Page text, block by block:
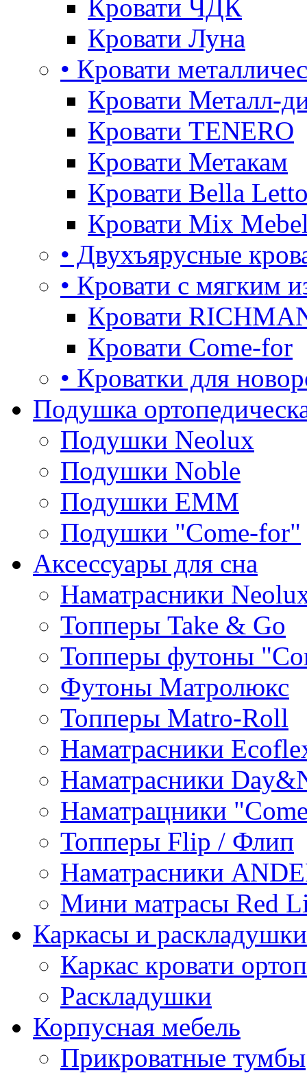
Кровати ЧДК
Кровати Луна
• Кровати
Кровати Металл-
Кровати TENERO
Кровати Метакам
Кровати Bella
Кровати Mix
• Двухъярусные
• Кровати с мягким
Кровати
Кровати Come-for
• Кроватки для
Подушка
Подушки Neolux
Подушки Noble
Подушки ЕММ
Подушки "Come-for"
Аксессуары для сна
Наматрасники
Топперы Take & Go
Топперы футоны
Футоны Матролюкс
Топперы Matro-Roll
Наматрасники
Наматрасники
Наматрацники
Топперы Flip / Флип
Наматрасники
Мини матрасы Red
Каркасы и раскладушки
Каркас кровати
Раскладушки
Корпусная мебель
Прикроватные тумбы